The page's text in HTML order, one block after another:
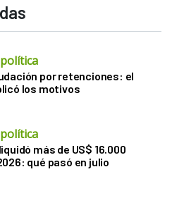
por retenciones: el
los motivos
más de US$ 16.000
qué pasó en julio